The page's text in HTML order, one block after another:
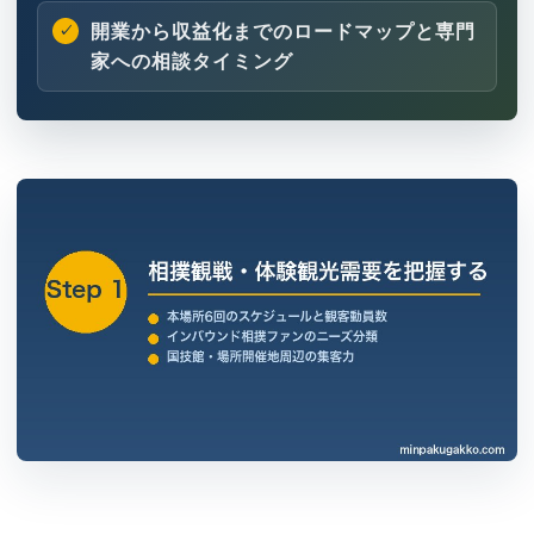
開業から収益化までのロードマップと専門
家への相談タイミング